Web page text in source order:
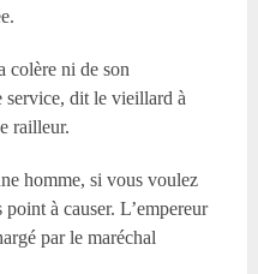
colère ni de son
service, dit le vieillard à
railleur.
homme, si vous voulez
à causer. L’empereur
par le maréchal